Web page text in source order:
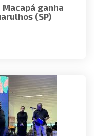
ganha
(SP)